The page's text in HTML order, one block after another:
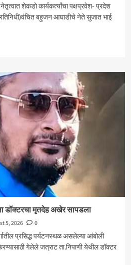
शेकडो कार्यकर्त्यांचा पक्षप्रवेश- प्रदेश
बहुजन आघाडीचे नेते सुजात भाई
डॉक्टरचा मृतदेह अखेर सापडला
5, 2026
0
प्रसिद्ध पर्यटनस्थळ असलेल्या आंबोली
गेलेले जत्राट ता.निपाणी येथील डॉक्टर